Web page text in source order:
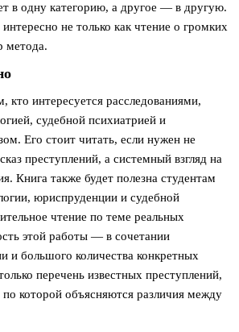
в одну категорию, а другое — в другую.
интересно не только как чтение о громких
метода.
кто интересуется расследованиями,
судебной психиатрией и
Его стоит читать, если нужен не
преступлений, а системный взгляд на
Книга также будет полезна студентам
юриспруденции и судебной
чтение по теме реальных
этой работы — в сочетании
и большого количества конкретных
перечень известных преступлений,
которой объясняются различия между